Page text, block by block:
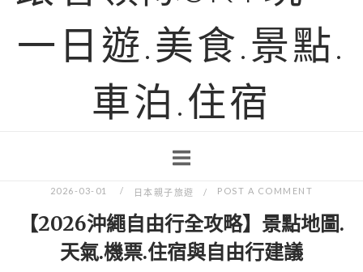
一日遊.美食.景點.
車泊.住宿
2026-03-01 日本親子旅遊 POST A COMMENT
【2026沖繩自由行全攻略】景點地圖.
天氣.機票.住宿與自由行建議